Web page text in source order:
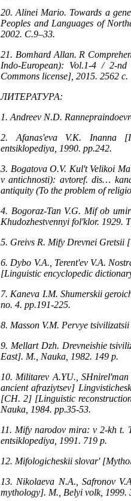
20. Alinei Mario. Towards a
Peoples and Languages of
2002. С.9–33.
21. Bomhard Allan. R
Indo-European): Vol.1-4 / 2-
Commons license], 2015. 2562 с.
ЛИТЕРАТУРА:
1. Andreev N.D.
2. Afanas'eva V.K. Inanna
entsiklopediya, 1990. pp.242.
3. Bogatova O.V. Kul't Velikoi
v antichnosti): avtoref. dis…
antiquity (To the problem of
4. Bogoraz-Tan V.G. Mif ob
Khudozhestvennyi fol'klor. 1929.
5. Greivs R. Mify Drevnei Gretsii
6. Dybo V.A., Terent'ev V.A.
[Linguistic encyclopedic
7. Kaneva I.M. Shumerskii
no. 4. pp.191-225.
8. Masson V.M. Pervye
9. Mellart Dzh. Drevneishie
East]. M., Nauka, 1982. 149 p.
10. Militarev A.YU.,
ancient afraziytsev]
[CH. 2] [Linguistic
Nauka, 1984. pp.35-53.
11. Mify narodov mira: v 2-kh t.
entsiklopediya, 1991. 719 p.
12. Mifologicheskii slovar'
13. Nikolaeva N.A., Safronov
mythology]. M., Belyi volk, 1999.